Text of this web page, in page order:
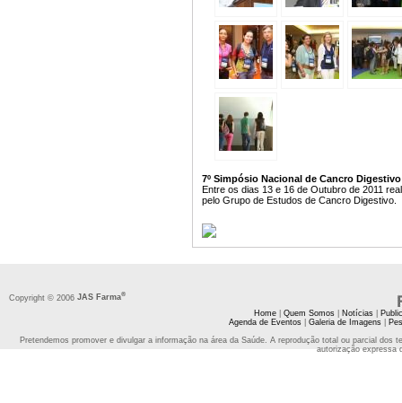
7º Simpósio Nacional de Cancro
Entre os dias 13 e 16 de Outubro de 2011
pelo Grupo de Estudos de Cancro Digestivo.
Copyright © 2006 JAS Farma®
Home| Quem Somos| Notícias|
Agenda de Eventos| Galeria de Imagens|
Pretendemos promover e divulgar a informação na área da Saúde. A reprodução total ou parcial
autorização expressa